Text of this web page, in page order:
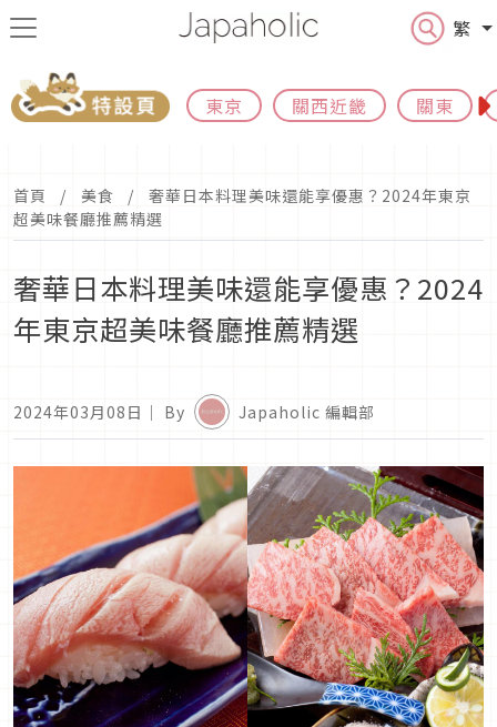
繁
東京 關西近畿 關東
首頁 美食
奢華日本料理美味還能享優惠？2024年東京
超美味餐廳推薦精選
奢華日本料理美味還能享優惠？2024
年東京超美味餐廳推薦精選
2024年03月08日 ｜ By Japaholic 編輯部